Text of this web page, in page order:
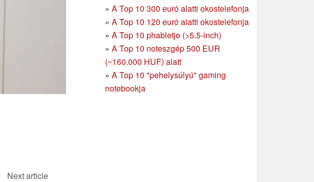
» A Top 10 300 euró alatti okostelefonja
» A Top 10 120 euró alatti okostelefonja
» A Top 10 phabletje (>5.5-inch)
» A Top 10 noteszgép 500 EUR
(~160.000 HUF) alatt
» A Top 10 "pehelysúlyú" gaming
notebookja
Next article